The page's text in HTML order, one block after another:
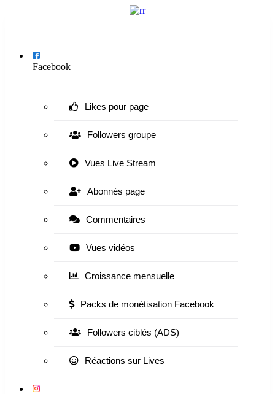
Facebook
Likes pour page
Followers groupe
Vues Live Stream
Abonnés page
Commentaires
Vues vidéos
Croissance mensuelle
Packs de monétisation Facebook
Followers ciblés (ADS)
Réactions sur Lives